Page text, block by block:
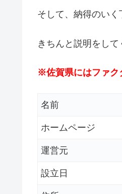
そして、納得のいく
きちんと説明をし
※佐賀県にはファク
名前
ホームページ
運営元
設立日